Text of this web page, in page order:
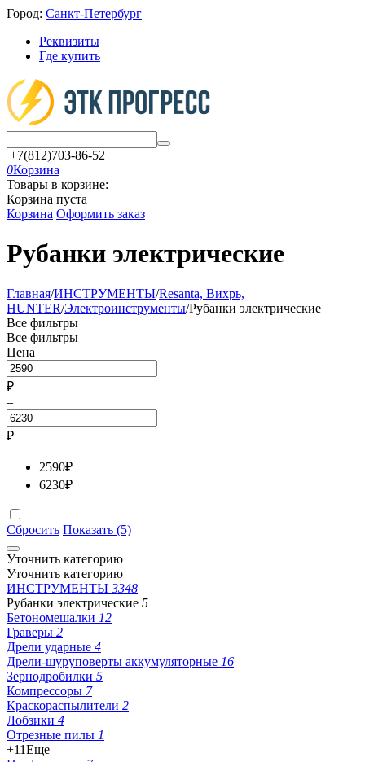
Город: Санкт-Петербург
Реквизиты
Где купить
+7(812)703-86-52
0Корзина
Товары в корзине:
Корзина пуста
Корзина Оформить заказ
Рубанки электрические
Главная/ИНСТРУМЕНТЫ/Resanta, Вихрь,
HUNTER/Электроинструменты/Рубанки электрические
Все фильтры
Все фильтры
Цена
₽
–
₽
2590₽
6230₽
Сбросить Показать (5)
Уточнить категорию
Уточнить категорию
ИНСТРУМЕНТЫ 3348
Рубанки электрические 5
Бетономешалки 12
Граверы 2
Дрели ударные 4
Дрели-шуруповерты аккумуляторные 16
Зернодробилки 5
Компрессоры 7
Краскораспылители 2
Лобзики 4
Отрезные пилы 1
+11Еще